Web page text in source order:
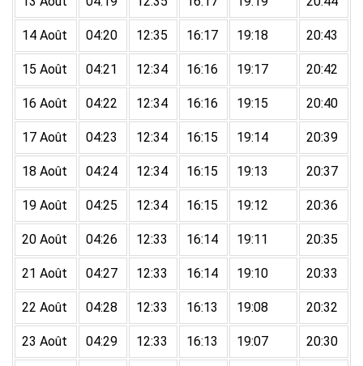
14 Août 04:20 12:35 16:17 19:18 20:43
15 Août 04:21 12:34 16:16 19:17 20:42
16 Août 04:22 12:34 16:16 19:15 20:40
17 Août 04:23 12:34 16:15 19:14 20:39
18 Août 04:24 12:34 16:15 19:13 20:37
19 Août 04:25 12:34 16:15 19:12 20:36
20 Août 04:26 12:33 16:14 19:11 20:35
21 Août 04:27 12:33 16:14 19:10 20:33
22 Août 04:28 12:33 16:13 19:08 20:32
23 Août 04:29 12:33 16:13 19:07 20:30